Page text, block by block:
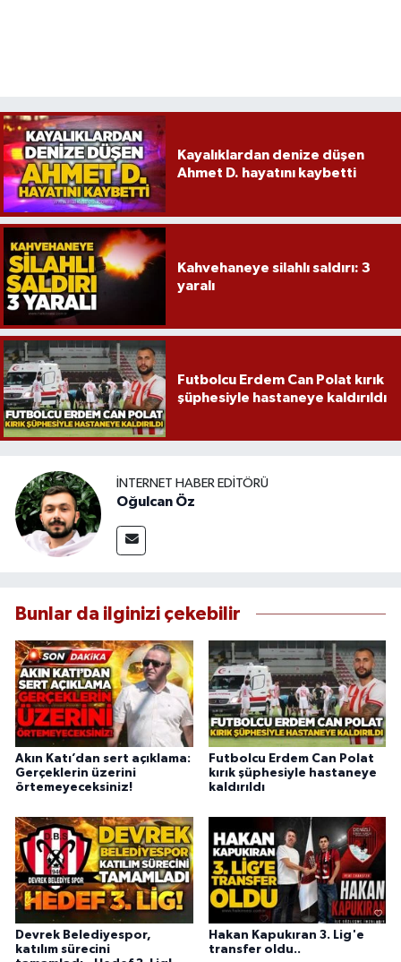
Kayalıklardan denize düşen
Ahmet D. hayatını kaybetti
Kahvehaneye silahlı saldırı: 3
yaralı
Futbolcu Erdem Can Polat kırık
şüphesiyle hastaneye kaldırıldı
İNTERNET HABER EDITÖRÜ
Oğulcan Öz
Bunlar da ilginizi çekebilir
Akın Katı’dan sert açıklama:
Gerçeklerin üzerini
örtemeyeceksiniz!
Futbolcu Erdem Can Polat
kırık şüphesiyle hastaneye
kaldırıldı
Devrek Belediyespor,
katılım sürecini
Hakan Kapukıran 3. Lig'e
transfer oldu..